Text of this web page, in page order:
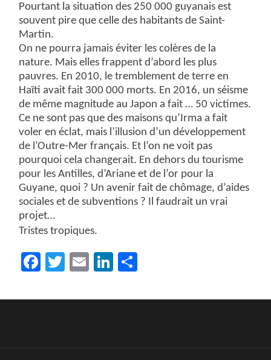
Pourtant la situation des 250 000 guyanais est
souvent pire que celle des habitants de Saint-
Martin.
On ne pourra jamais éviter les colères de la
nature. Mais elles frappent d’abord les plus
pauvres. En 2010, le tremblement de terre en
Haïti avait fait 300 000 morts. En 2016, un séisme
de même magnitude au Japon a fait … 50 victimes.
Ce ne sont pas que des maisons qu’Irma a fait
voler en éclat, mais l’illusion d’un développement
de l’Outre-Mer français. Et l’on ne voit pas
pourquoi cela changerait. En dehors du tourisme
pour les Antilles, d’Ariane et de l’or pour la
Guyane, quoi ? Un avenir fait de chômage, d’aides
sociales et de subventions ? Il faudrait un vrai
projet…
Tristes tropiques.
Facebook
Twitter
EmailLinkedIn